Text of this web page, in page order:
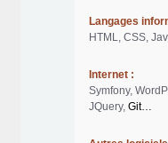
Langages
HTML, CSS,
Internet :
Symfony,
JQuery, Git…